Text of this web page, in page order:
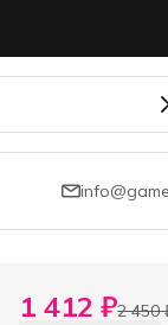
1 412 ₽2 450